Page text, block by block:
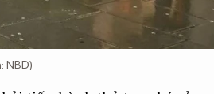
NBD)